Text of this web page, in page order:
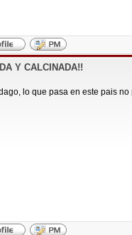
Y CALCINADA!!
lo que pasa en este pais